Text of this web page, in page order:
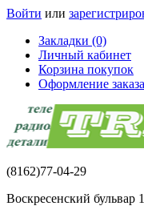
Войти или
Закладки (0)
Личный кабинет
Корзина покупок
Оформление заказа
(8162)77-04-29
Воскресенский бульвар